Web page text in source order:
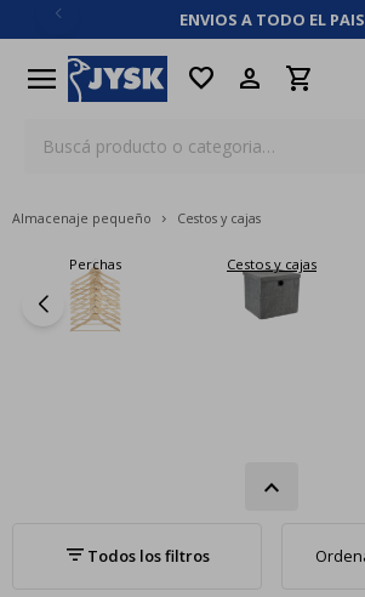
ENVIOS A TODO EL PAIS
menu favorite
Almacenaje pequeño Cestos y cajas
Perchas Cestos y cajas
close